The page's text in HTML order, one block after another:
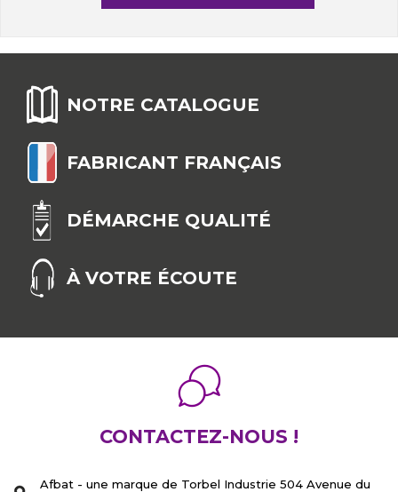
NOTRE CATALOGUE
FABRICANT FRANÇAIS
DÉMARCHE QUALITÉ
À VOTRE ÉCOUTE
CONTACTEZ-NOUS !
Afbat - une marque de Torbel Industrie 504 Avenue du